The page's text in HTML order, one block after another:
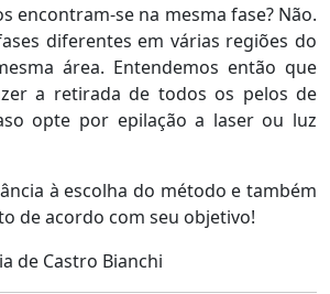
encontram-se na mesma fase? Não.
diferentes em várias regiões do
área. Entendemos então que
a retirada de todos os pelos de
opte por epilação a laser ou luz
à escolha do método e também
de acordo com seu objetivo!
de Castro Bianchi